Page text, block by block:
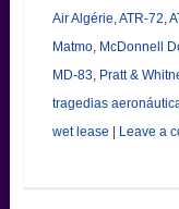
Air Algérie ATR-72
Matmo, McDonnell
MD-83 Pratt &
tragedias
wet lease | Leave a